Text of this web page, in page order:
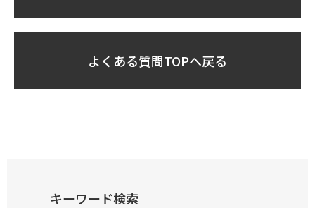
よくある質問TOPへ戻る
キーワード検索